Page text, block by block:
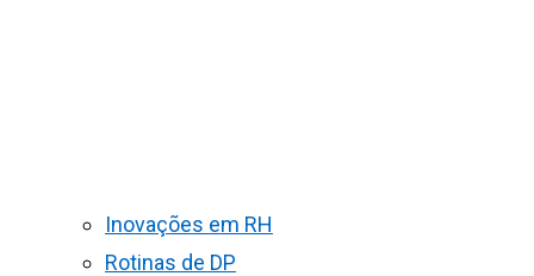
Inovações em RH
Rotinas de DP